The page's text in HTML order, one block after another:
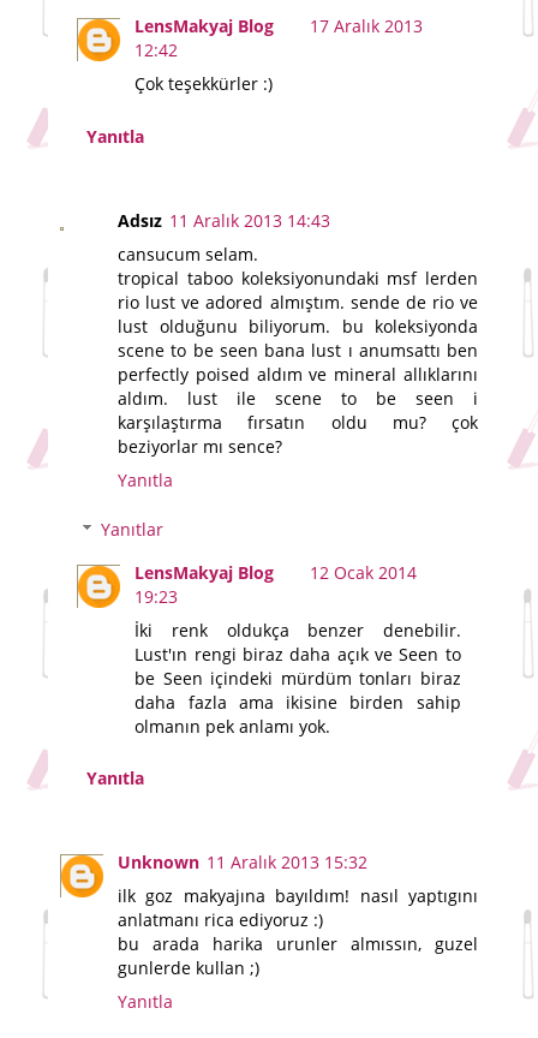
LensMakyaj Blog
17 Aralık 2013
12:42
Çok teşekkürler :)
Yanıtla
Adsız 11 Aralık 2013 14:43
cansucum selam.
tropical taboo koleksiyonundaki msf lerden
rio lust ve adored almıştım. sende de rio ve
lust olduğunu biliyorum. bu koleksiyonda
scene to be seen bana lust ı anumsattı ben
perfectly poised aldım ve mineral allıklarını
aldım. lust ile scene to be seen i
karşılaştırma fırsatın oldu mu? çok
beziyorlar mı sence?
Yanıtla
Yanıtlar
LensMakyaj Blog
12 Ocak 2014
19:23
İki renk oldukça benzer denebilir.
Lust'ın rengi biraz daha açık ve Seen to
be Seen içindeki mürdüm tonları biraz
daha fazla ama ikisine birden sahip
olmanın pek anlamı yok.
Yanıtla
Unknown 11 Aralık 2013 15:32
ilk goz makyajına bayıldım! nasıl yaptıgını
anlatmanı rica ediyoruz :)
bu arada harika urunler almıssın, guzel
gunlerde kullan ;)
Yanıtla